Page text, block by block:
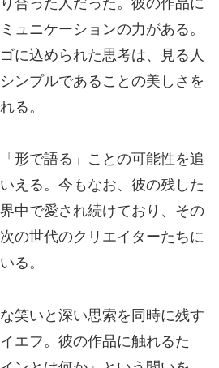
合った人だった。彼の作品に
ュニケーションの力がある。
に込められた思考は、見る人
ンプルであることの美しさを
る。
形で語る」ことの可能性を追
える。今もなお、彼の残した
中で愛され続けており、その
の世代のクリエイターたちに
る。
笑いと深い思索を同時に残す
エフ。彼の作品に触れるた